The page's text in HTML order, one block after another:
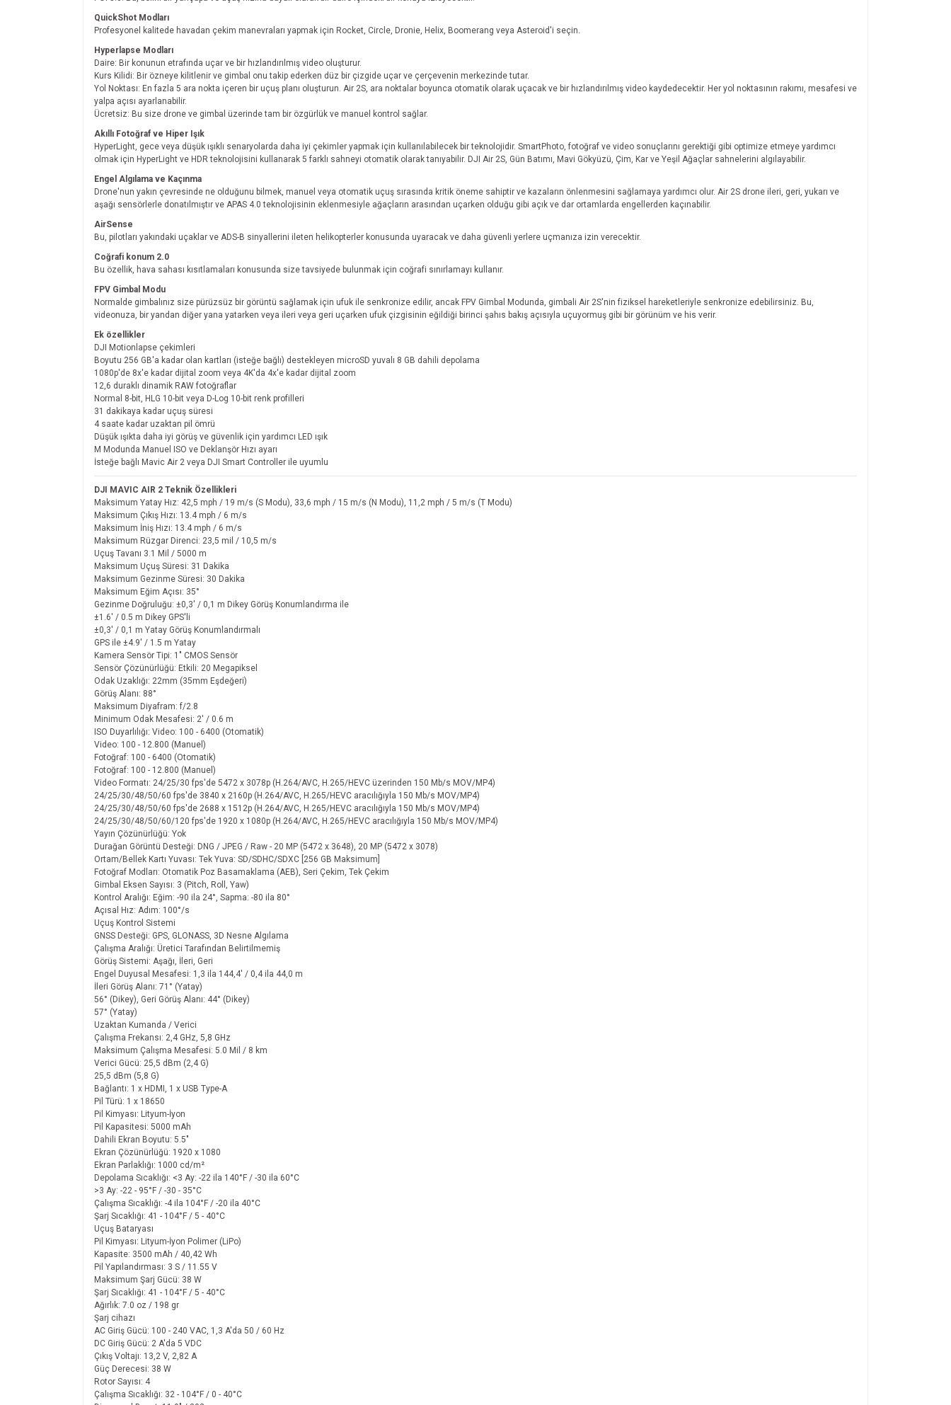
QuickShot Modları
Profesyonel kalitede havadan çekim manevraları yapmak için Rocket, Circle, Dronie, Helix, Boomerang veya Asteroid'i seçin.
Hyperlapse Modları
Daire: Bir konunun etrafında uçar ve bir hızlandırılmış video oluşturur.
Kurs Kilidi: Bir özneye kilitlenir ve gimbal onu takip ederken düz bir çizgide uçar ve çerçevenin merkezinde tutar.
Yol Noktası: En fazla 5 ara nokta içeren bir uçuş planı oluşturun. Air 2S, ara noktalar boyunca otomatik olarak uçacak ve bir hızlandırılmış video kaydedecektir. Her yol noktasının rakımı, mesafesi ve
yalpa açısı ayarlanabilir.
Ücretsiz: Bu size drone ve gimbal üzerinde tam bir özgürlük ve manuel kontrol sağlar.
Akıllı Fotoğraf ve Hiper Işık
HyperLight, gece veya düşük ışıklı senaryolarda daha iyi çekimler yapmak için kullanılabilecek bir teknolojidir. SmartPhoto, fotoğraf ve video sonuçlarını gerektiği gibi optimize etmeye yardımcı
olmak için HyperLight ve HDR teknolojisini kullanarak 5 farklı sahneyi otomatik olarak tanıyabilir. DJI Air 2S, Gün Batımı, Mavi Gökyüzü, Çim, Kar ve Yeşil Ağaçlar sahnelerini algılayabilir.
Engel Algılama ve Kaçınma
Drone'nun yakın çevresinde ne olduğunu bilmek, manuel veya otomatik uçuş sırasında kritik öneme sahiptir ve kazaların önlenmesini sağlamaya yardımcı olur. Air 2S drone ileri, geri, yukarı ve
aşağı sensörlerle donatılmıştır ve APAS 4.0 teknolojisinin eklenmesiyle ağaçların arasından uçarken olduğu gibi açık ve dar ortamlarda engellerden kaçınabilir.
AirSense
Bu, pilotları yakındaki uçaklar ve ADS-B sinyallerini ileten helikopterler konusunda uyaracak ve daha güvenli yerlere uçmanıza izin verecektir.
Coğrafi konum 2.0
Bu özellik, hava sahası kısıtlamaları konusunda size tavsiyede bulunmak için coğrafi sınırlamayı kullanır.
FPV Gimbal Modu
Normalde gimbalınız size pürüzsüz bir görüntü sağlamak için ufuk ile senkronize edilir, ancak FPV Gimbal Modunda, gimbali Air 2S'nin fiziksel hareketleriyle senkronize edebilirsiniz. Bu,
videonuza, bir yandan diğer yana yatarken veya ileri veya geri uçarken ufuk çizgisinin eğildiği birinci şahıs bakış açısıyla uçuyormuş gibi bir görünüm ve his verir.
Ek özellikler
DJI Motionlapse çekimleri
Boyutu 256 GB'a kadar olan kartları (isteğe bağlı) destekleyen microSD yuvalı 8 GB dahili depolama
1080p'de 8x'e kadar dijital zoom veya 4K'da 4x'e kadar dijital zoom
12,6 duraklı dinamik RAW fotoğraflar
Normal 8-bit, HLG 10-bit veya D-Log 10-bit renk profilleri
31 dakikaya kadar uçuş süresi
4 saate kadar uzaktan pil ömrü
Düşük ışıkta daha iyi görüş ve güvenlik için yardımcı LED ışık
M Modunda Manuel ISO ve Deklanşör Hızı ayarı
İsteğe bağlı Mavic Air 2 veya DJI Smart Controller ile uyumlu
DJI MAVIC AIR 2 Teknik Özellikleri
Maksimum Yatay Hız: 42,5 mph / 19 m/s (S Modu), 33,6 mph / 15 m/s (N Modu), 11,2 mph / 5 m/s (T Modu)
Maksimum Çıkış Hızı: 13.4 mph / 6 m/s
Maksimum İniş Hızı: 13.4 mph / 6 m/s
Maksimum Rüzgar Direnci: 23,5 mil / 10,5 m/s
Uçuş Tavanı 3.1 Mil / 5000 m
Maksimum Uçuş Süresi: 31 Dakika
Maksimum Gezinme Süresi: 30 Dakika
Maksimum Eğim Açısı: 35°
Gezinme Doğruluğu: ±0,3' / 0,1 m Dikey Görüş Konumlandırma ile
±1.6' / 0.5 m Dikey GPS'li
±0,3' / 0,1 m Yatay Görüş Konumlandırmalı
GPS ile ±4.9' / 1.5 m Yatay
Kamera Sensör Tipi: 1" CMOS Sensör
Sensör Çözünürlüğü: Etkili: 20 Megapiksel
Odak Uzaklığı: 22mm (35mm Eşdeğeri)
Görüş Alanı: 88°
Maksimum Diyafram: f/2.8
Minimum Odak Mesafesi: 2' / 0.6 m
ISO Duyarlılığı: Video: 100 - 6400 (Otomatik)
Video: 100 - 12.800 (Manuel)
Fotoğraf: 100 - 6400 (Otomatik)
Fotoğraf: 100 - 12.800 (Manuel)
Video Formatı: 24/25/30 fps'de 5472 x 3078p (H.264/AVC, H.265/HEVC üzerinden 150 Mb/s MOV/MP4)
24/25/30/48/50/60 fps'de 3840 x 2160p (H.264/AVC, H.265/HEVC aracılığıyla 150 Mb/s MOV/MP4)
24/25/30/48/50/60 fps'de 2688 x 1512p (H.264/AVC, H.265/HEVC aracılığıyla 150 Mb/s MOV/MP4)
24/25/30/48/50/60/120 fps'de 1920 x 1080p (H.264/AVC, H.265/HEVC aracılığıyla 150 Mb/s MOV/MP4)
Yayın Çözünürlüğü: Yok
Durağan Görüntü Desteği: DNG / JPEG / Raw - 20 MP (5472 x 3648), 20 MP (5472 x 3078)
Ortam/Bellek Kartı Yuvası: Tek Yuva: SD/SDHC/SDXC [256 GB Maksimum]
Fotoğraf Modları: Otomatik Poz Basamaklama (AEB), Seri Çekim, Tek Çekim
Gimbal Eksen Sayısı: 3 (Pitch, Roll, Yaw)
Kontrol Aralığı: Eğim: -90 ila 24°, Sapma: -80 ila 80°
Açısal Hız: Adım: 100°/s
Uçuş Kontrol Sistemi
GNSS Desteği: GPS, GLONASS, 3D Nesne Algılama
Çalışma Aralığı: Üretici Tarafından Belirtilmemiş
Görüş Sistemi: Aşağı, İleri, Geri
Engel Duyusal Mesafesi: 1,3 ila 144,4' / 0,4 ila 44,0 m
İleri Görüş Alanı: 71° (Yatay)
56° (Dikey), Geri Görüş Alanı: 44° (Dikey)
57° (Yatay)
Uzaktan Kumanda / Verici
Çalışma Frekansı: 2,4 GHz, 5,8 GHz
Maksimum Çalışma Mesafesi: 5.0 Mil / 8 km
Verici Gücü: 25,5 dBm (2,4 G)
25,5 dBm (5,8 G)
Bağlantı: 1 x HDMI, 1 x USB Type-A
Pil Türü: 1 x 18650
Pil Kimyası: Lityum-İyon
Pil Kapasitesi: 5000 mAh
Dahili Ekran Boyutu: 5.5"
Ekran Çözünürlüğü: 1920 x 1080
Ekran Parlaklığı: 1000 cd/m²
Depolama Sıcaklığı: <3 Ay: -22 ila 140°F / -30 ila 60°C
>3 Ay: -22 - 95°F / -30 - 35°C
Çalışma Sıcaklığı: -4 ila 104°F / -20 ila 40°C
Şarj Sıcaklığı: 41 - 104°F / 5 - 40°C
Uçuş Bataryası
Pil Kimyası: Lityum-İyon Polimer (LiPo)
Kapasite: 3500 mAh / 40,42 Wh
Pil Yapılandırması: 3 S / 11.55 V
Maksimum Şarj Gücü: 38 W
Şarj Sıcaklığı: 41 - 104°F / 5 - 40°C
Ağırlık: 7.0 oz / 198 gr
Şarj cihazı
AC Giriş Gücü: 100 - 240 VAC, 1,3 A'da 50 / 60 Hz
DC Giriş Gücü: 2 A'da 5 VDC
Çıkış Voltajı: 13,2 V, 2,82 A
Güç Derecesi: 38 W
Rotor Sayısı: 4
Çalışma Sıcaklığı: 32 - 104°F / 0 - 40°C